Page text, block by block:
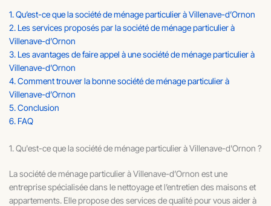
1. Qu’est-ce que la société de ménage particulier à Villenave-d’Ornon
2. Les services proposés par la société de ménage particulier à
Villenave-d’Ornon
3. Les avantages de faire appel à une société de ménage particulier à
Villenave-d’Ornon
4. Comment trouver la bonne société de ménage particulier à
Villenave-d’Ornon
5. Conclusion
6. FAQ
1. Qu'est-ce que la société de ménage particulier à Villenave-d'Ornon ?
La société de ménage particulier à Villenave-d’Ornon est une
entreprise spécialisée dans le nettoyage et l’entretien des maisons et
appartements. Elle propose des services de qualité pour vous aider à